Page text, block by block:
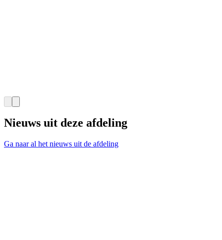
Nieuws uit deze afdeling
Ga naar al het nieuws uit de afdeling